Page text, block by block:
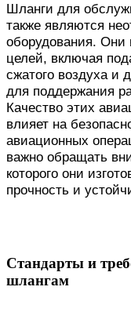
Шланги для
также являются
оборудования. Они
целей, включая
сжатого воздуха и
для поддержания
Качество этих
влияет на
авиационных
важно обращать
которого они
прочность и
Стандарты и
шлангам